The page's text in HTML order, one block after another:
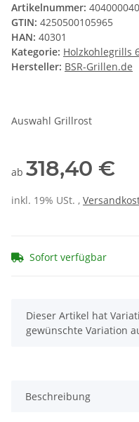
Artikelnummer:
GTIN: 4250500105965
HAN: 40301
Kategorie: Holzkohlegrills
Hersteller: BSR-Grillen.de
Auswahl Grillrost
ab 318,40 €
inkl. 19% USt. ,
Sofort verfügbar
x
Dieser Artikel hat
gewünschte Variation
Beschreibung